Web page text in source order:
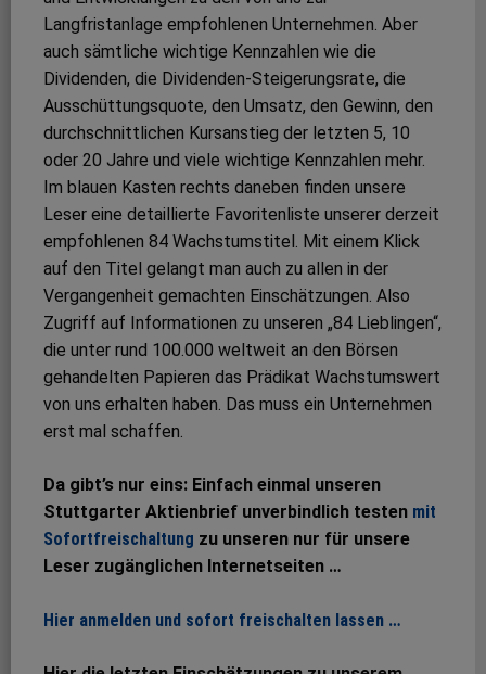
Langfristanlage empfohlenen Unternehmen. Aber
auch sämtliche wichtige Kennzahlen wie die
Dividenden, die Dividenden-Steigerungsrate, die
Ausschüttungsquote, den Umsatz, den Gewinn, den
durchschnittlichen Kursanstieg der letzten 5, 10
oder 20 Jahre und viele wichtige Kennzahlen mehr.
Im blauen Kasten rechts daneben finden unsere
Leser eine detaillierte Favoritenliste unserer derzeit
empfohlenen 84 Wachstumstitel. Mit einem Klick
auf den Titel gelangt man auch zu allen in der
Vergangenheit gemachten Einschätzungen. Also
Zugriff auf Informationen zu unseren „84 Lieblingen“,
die unter rund 100.000 weltweit an den Börsen
gehandelten Papieren das Prädikat Wachstumswert
von uns erhalten haben. Das muss ein Unternehmen
erst mal schaffen.
Da gibt’s nur eins: Einfach einmal unseren
Stuttgarter Aktienbrief unverbindlich testen mit
Sofortfreischaltung zu unseren nur für unsere
Leser zugänglichen Internetseiten …
Hier anmelden und sofort freischalten lassen …